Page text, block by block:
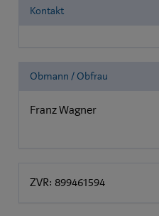
Kontakt
Obmann / Obfrau
Franz Wagner
ZVR: 899461594